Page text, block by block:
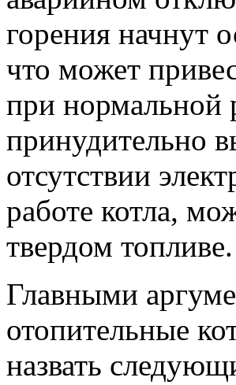
горения начнут
что может
при нормальной
принудительно
отсутствии
работе котла,
твердом топливе.
Главными
отопительные
назвать